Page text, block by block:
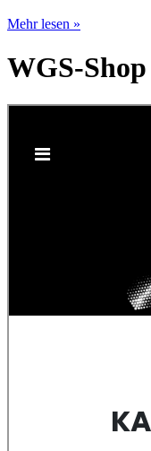
Mehr lesen »
WGS-Shop